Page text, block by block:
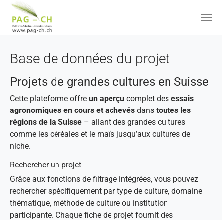
Base de données du projet
Projets de grandes cultures en Suisse
Cette plateforme offre un aperçu complet des essais
agronomiques en cours et achevés dans toutes les
régions de la Suisse – allant des grandes cultures
comme les céréales et le maïs jusqu’aux cultures de
niche.
Rechercher un projet
Grâce aux fonctions de filtrage intégrées, vous pouvez
rechercher spécifiquement par type de culture, domaine
thématique, méthode de culture ou institution
participante. Chaque fiche de projet fournit des